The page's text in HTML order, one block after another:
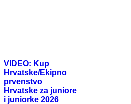
VIDEO: Kup
Hrvatske/Ekipno
prvenstvo
Hrvatske za juniore
i juniorke 2026